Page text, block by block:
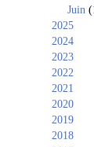
Juin
2025
2024
2023
2022
2021
2020
2019
2018